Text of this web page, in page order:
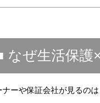
なぜ生活保護
ナーや保証会社が見るのは